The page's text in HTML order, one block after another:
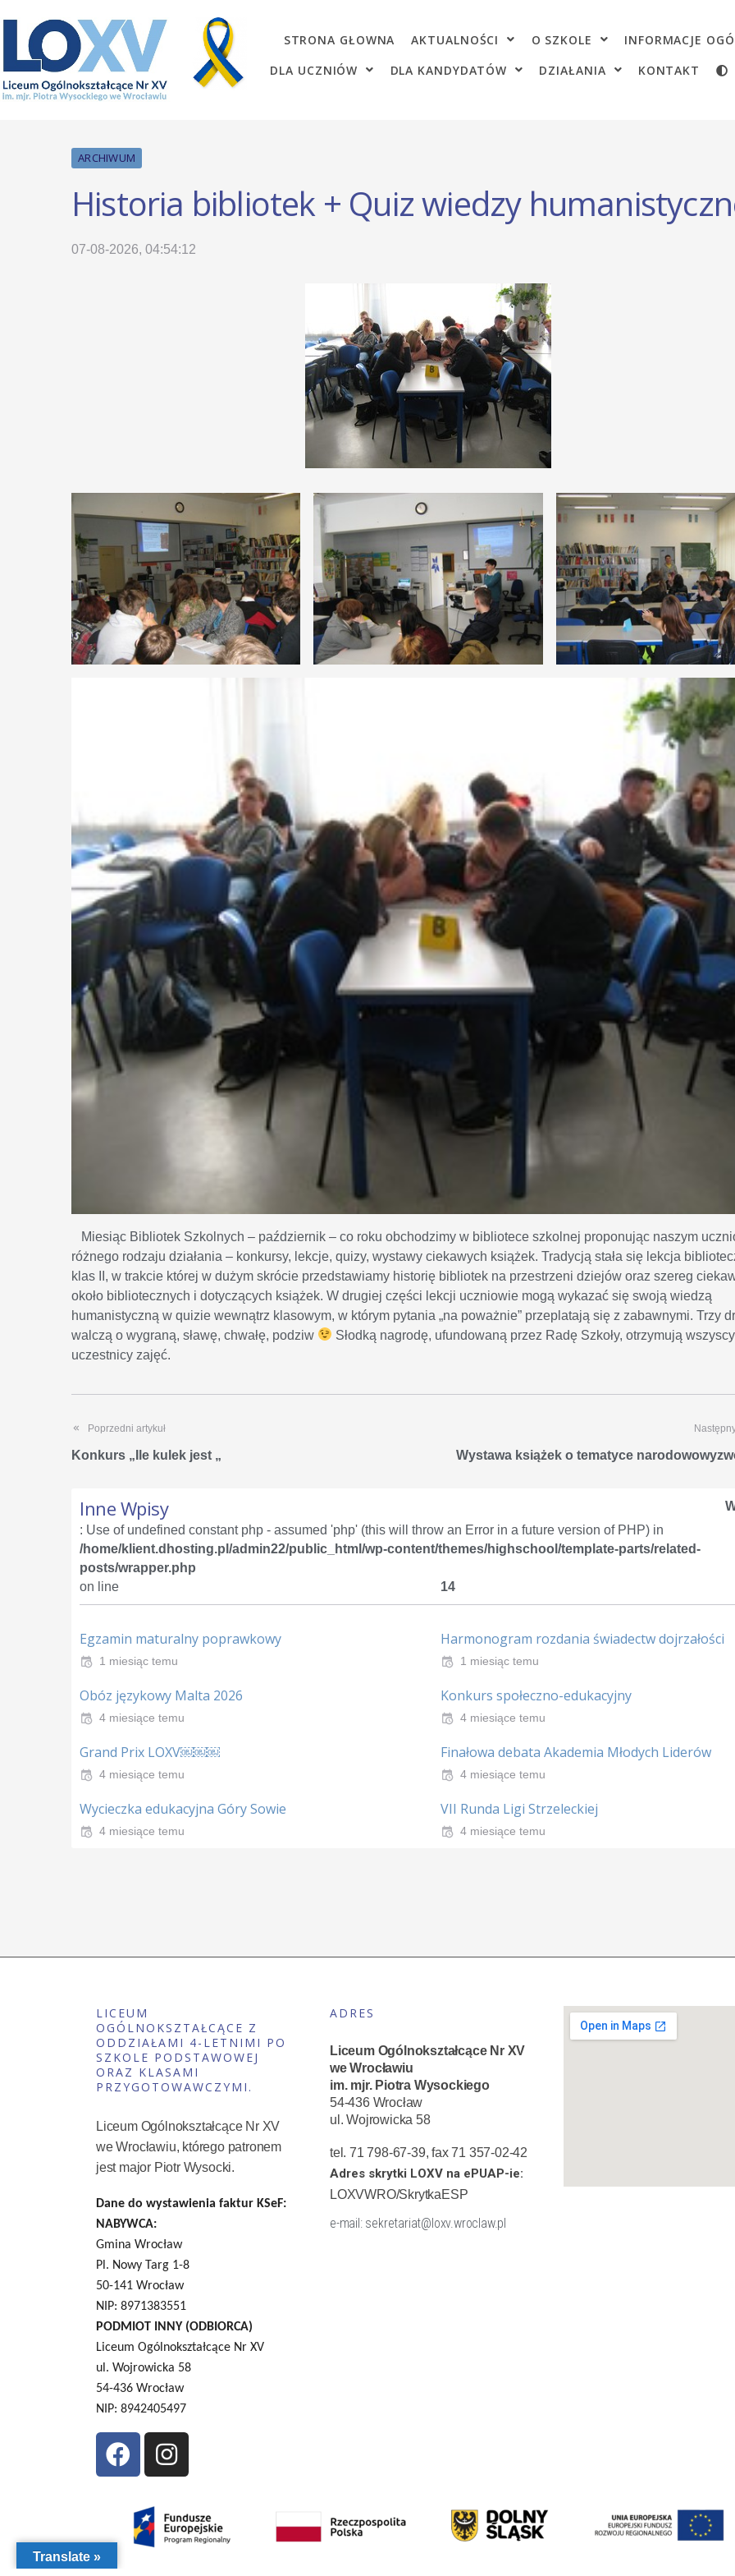
STRONA GŁOWNA AKTUALNOŚCI O SZKOLE INFORMACJE
DLA UCZNIÓW
DLA KANDYDATÓW DZIAŁANIA KONTAKT
ARCHIWUM
Historia bibliotek + Quiz wiedzy
07-08-2026, 04:54:12
Miesiąc Bibliotek Szkolnych – październik – co roku obchodzimy w bibliotece szkolnej proponując naszym
różnego rodzaju działania – konkursy, lekcje, quizy, wystawy ciekawych książek. Tradycją stała się lekcja
klas II, w trakcie której w dużym skrócie przedstawiamy historię bibliotek na przestrzeni dziejów oraz szereg
około bibliotecznych i dotyczących książek. W drugiej części lekcji uczniowie mogą wykazać się swoją wiedzą
humanistyczną w quizie wewnątrz klasowym, w którym pytania „na poważnie” przeplatają się z zabawnymi. Trzy
walczą o wygraną, sławę, chwałę, podziw
Słodką nagrodę, ufundowaną przez Radę Szkoły, otrzymują wszyscy
uczestnicy zajęć.
Poprzedni artykuł
Konkurs „Ile kulek jest „ Wystawa książek o tematyce
Inne Wpisy
: Use of undefined constant php - assumed 'php' (this will throw an Error in a future version of PHP) in
/home/klient.dhosting.pl/admin22/public_html/wp-content/themes/highschool/template-parts/related-
posts/wrapper.php
on line
14
Egzamin maturalny poprawkowy
1 miesiąc temu
Harmonogram rozdania świadectw dojrzałości
1 miesiąc temu
Obóz językowy Malta 2026
4 miesiące temu
Konkurs społeczno-edukacyjny
4 miesiące temu
Grand Prix LOXV￼￼￼
4 miesiące temu
Finałowa debata Akademia Młodych Liderów
4 miesiące temu
Wycieczka edukacyjna Góry Sowie
4 miesiące temu
VII Runda Ligi Strzeleckiej
4 miesiące temu
LICEUM
OGÓLNOKSZTAŁCĄCE Z
ODDZIAŁAMI 4-LETNIMI PO
SZKOLE PODSTAWOWEJ
ORAZ KLASAMI
PRZYGOTOWAWCZYMI.
Liceum Ogólnokształcące Nr XV
we Wrocławiu, którego patronem
jest major Piotr Wysocki.
Dane do wystawienia faktur KSeF:
NABYWCA:
Gmina Wrocław
Pl. Nowy Targ 1-8
50-141 Wrocław
NIP: 8971383551
PODMIOT INNY (ODBIORCA)
Liceum Ogólnokształcące Nr XV
ul. Wojrowicka 58
54-436 Wrocław
NIP: 8942405497
ADRES
Liceum Ogólnokształcące Nr XV
we Wrocławiu
im. mjr. Piotra Wysockiego
54-436 Wrocław
ul. Wojrowicka 58
tel. 71 798-67-39, fax 71 357-02-42
Adres skrytki LOXV na ePUAP-ie:
LOXVWRO/SkrytkaESP
e-mail: sekretariat@loxv.wroclaw.pl
Translate »